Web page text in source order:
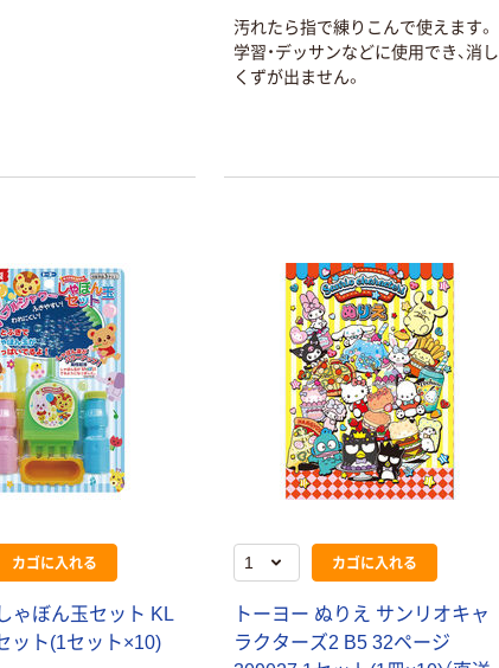
汚れたら指で練りこんで使えます。
学習・デッサンなどに使用でき、消し
くずが出ません。
カゴに入れる
ゃぼん玉セット KL
ット(1セット×10)
カゴに入れる
トーヨー ぬりえ サンリオキャ
ラクターズ2 B5 32ページ